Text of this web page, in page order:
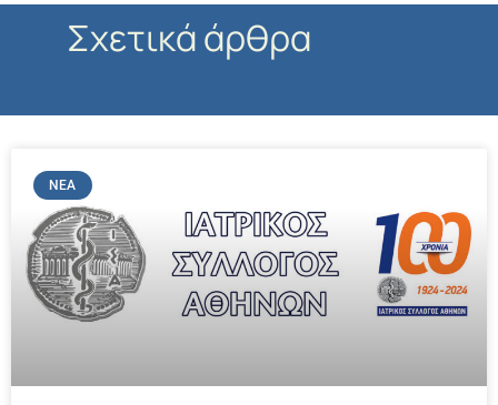
Σχετικά άρθρα
ΝΈΑ